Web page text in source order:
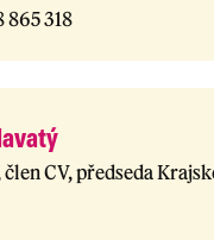
318
CV, předseda